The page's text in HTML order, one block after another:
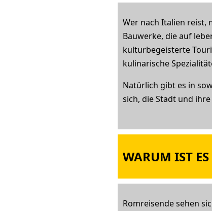
Wer nach Italien reist,
Bauwerke, die auf
kulturbegeisterte
kulinarische
Natürlich gibt es in
sich, die Stadt und
WARUM IST
Romreisende sehen